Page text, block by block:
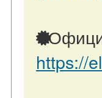
https://